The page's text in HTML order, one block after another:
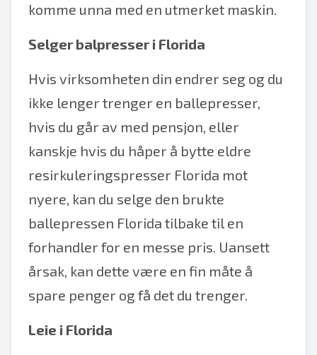
komme unna med en utmerket maskin.
Selger balpresser i Florida
Hvis virksomheten din endrer seg og du
ikke lenger trenger en ballepresser,
hvis du går av med pensjon, eller
kanskje hvis du håper å bytte eldre
resirkuleringspresser Florida mot
nyere, kan du selge den brukte
ballepressen Florida tilbake til en
forhandler for en messe pris. Uansett
årsak, kan dette være en fin måte å
spare penger og få det du trenger.
Leie i Florida